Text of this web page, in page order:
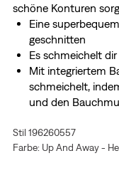
schöne Konturen
Eine
geschnitten
Es schmeichelt
Mit integriertem
schmeichelt,
und den
Stretch. Für
Levi's® Stellar
Stil 196260557
Farbe: Up And Away -